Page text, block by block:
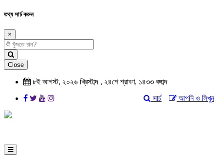
তথ্য সার্চ করুন
×
Close
৮ই আগস্ট, ২০২৬ খ্রিস্টাব্দ , ২৪শে শ্রাবণ, ১৪৩৩ বঙ্গাব্দ
আপনি ও লিখুন
সার্চ